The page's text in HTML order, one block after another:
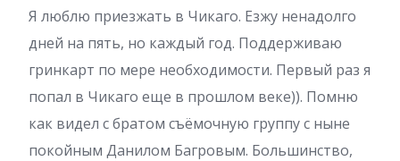
Я люблю приезжать в Чикаго. Езжу ненадолго
дней на пять, но каждый год. Поддерживаю
гринкарт по мере необходимости. Первый раз я
попал в Чикаго еще в прошлом веке)). Помню
как видел с братом съёмочную группу с ныне
покойным Данилом Багровым. Большинство,